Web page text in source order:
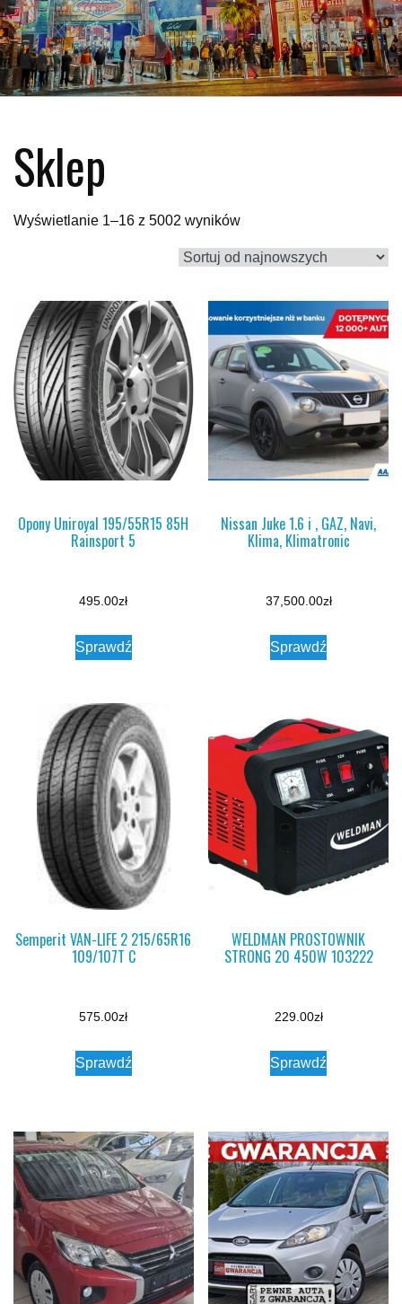
Sklep
Wyświetlanie 1–16 z 5002 wynikówPosortowane
według
najnowszych
Opony Uniroyal 195/55R15 85H
Rainsport 5
495.00zł
Sprawdź
Nissan Juke 1.6 i , GAZ, Navi,
Klima, Klimatronic
37,500.00zł
Sprawdź
Semperit VAN-LIFE 2 215/65R16
109/107T C
575.00zł
Sprawdź
WELDMAN PROSTOWNIK
STRONG 20 450W 103222
229.00zł
Sprawdź